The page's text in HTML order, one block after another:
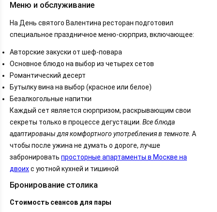
Меню и обслуживание
На День святого Валентина ресторан подготовил
специальное праздничное меню-сюрприз, включающее:
Авторские закуски от шеф-повара
Основное блюдо на выбор из четырех сетов
Романтический десерт
Бутылку вина на выбор (красное или белое)
Безалкогольные напитки
Каждый сет является сюрпризом, раскрывающим свои
секреты только в процессе дегустации. Все блюда
адаптированы для комфортного употребления в темноте . А
чтобы после ужина не думать о дороге, лучше
забронировать просторные апартаменты в Москве на
двоихс уютной кухней и тишиной
Бронирование столика
Стоимость сеансов для пары